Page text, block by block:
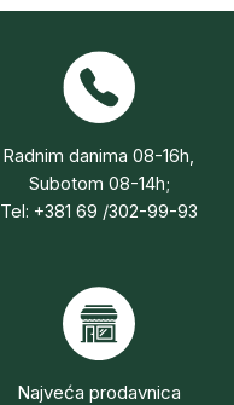
Radnim danima 08-16h,
Subotom 08-14h;
Tel: +381 69 /302-99-93
Najveća prodavnica